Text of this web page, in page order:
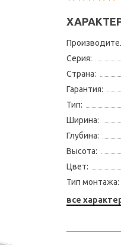
Серия:
Страна:
Гарантия:
Тип:
Ширина:
Глубина:
Высота:
Цвет:
Тип монтажа:
все